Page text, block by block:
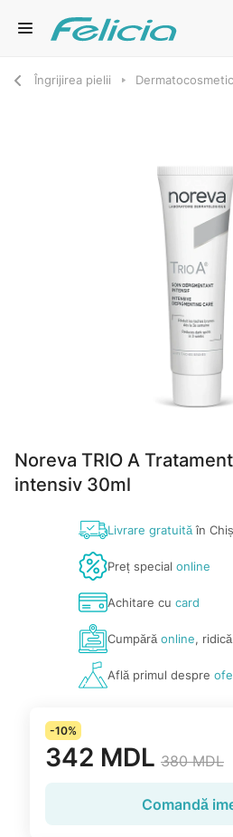
Îngrijirea pielii
Noreva TRIO A
intensiv 30ml
Livrare gratuităîn
Preț special online
Achitare cu card
Cumpărăonline,
Află primul despre
-10%
342 MDL 380 MDL
Comandă